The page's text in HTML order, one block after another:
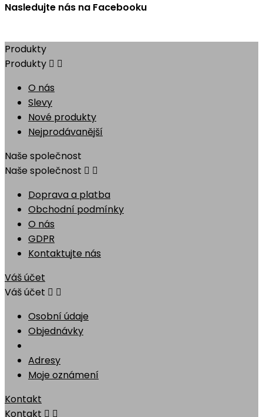
Nasledujte nás na Facebooku
Produkty
Produkty  
O nás
Slevy
Nové produkty
Nejprodávanější
Naše společnost
Naše společnost  
Doprava a platba
Obchodní podmínky
O nás
GDPR
Kontaktujte nás
Váš účet
Váš účet  
Osobní údaje
Objednávky
Adresy
Moje oznámení
Kontakt
Kontakt  